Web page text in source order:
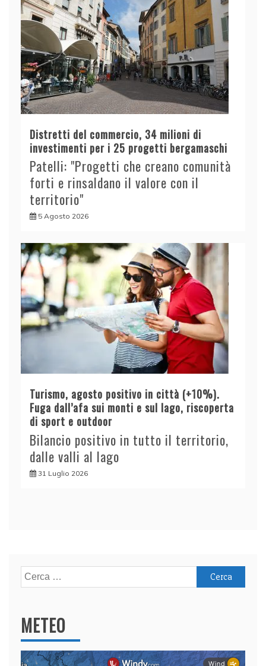
Distretti del commercio, 34 milioni di
investimenti per i 25 progetti bergamaschi
Patelli: "Progetti che creano comunità
forti e rinsaldano il valore con il
territorio"
5 Agosto 2026
Turismo, agosto positivo in città (+10%).
Fuga dall’afa sui monti e sul lago, riscoperta
di sport e outdoor
Bilancio positivo in tutto il territorio,
dalle valli al lago
31 Luglio 2026
Ricerca
per:
METEO